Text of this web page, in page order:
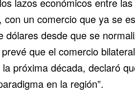
con un comercio que ya se
dólaresdesde que se
que el comercio
próxima década, declaró
en la región”.